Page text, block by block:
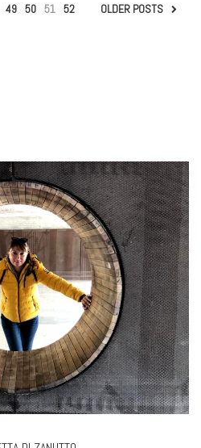
49 50 51 52 OLDER POSTS